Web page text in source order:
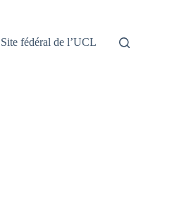
Site fédéral de l’UCL